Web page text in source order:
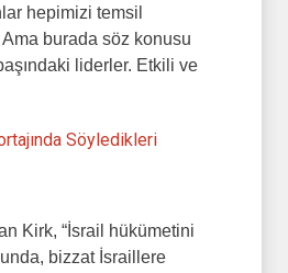
hepimizi temsil
burada söz konusu
liderler. Etkili ve
Söyledikleri
Kirk, “İsrail hükümetini
bizzat İsraillere